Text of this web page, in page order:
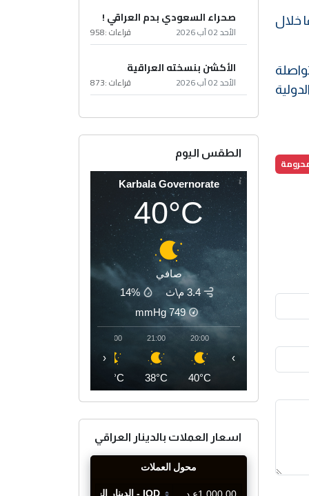
يُنتظر تنفيذها خلال صحراء السعودي بدم العراقي !
الأحد 02 آب 2026 قراءات :958
الأكشن بنسخته العراقية
الأحد 02 آب 2026 قراءات :873
الطقس اليوم
Karbala Governorate
40°C
صافي
3.4 م\ث
14%
749
mmHg
20:00
40°C
21:00
38°C
22:00
37°C
‹ ›
اسعار العملات بالدينار العراقي